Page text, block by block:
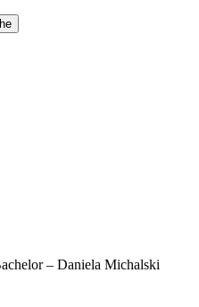
– Daniela Michalski